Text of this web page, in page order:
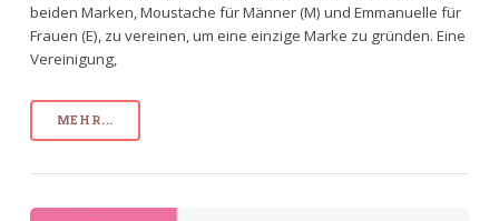
beiden Marken, Moustache für Männer (M) und Emmanuelle für
Frauen (E), zu vereinen, um eine einzige Marke zu gründen. Eine
Vereinigung,
MEHR...